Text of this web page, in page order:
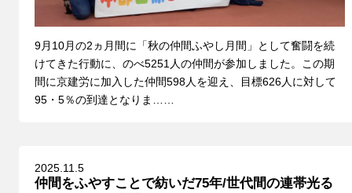
9月10月の2ヵ月間に「秋の仲間ふやし月間」として奮闘を続
けてきた行動に、のべ5251人の仲間が参加しました。この期
間に京建労に加入した仲間598人を迎え、目標626人に対して
95・5％の到達となりま……
2025.11.5
仲間をふやすことで紡いだ75年/世代間の連帯光る